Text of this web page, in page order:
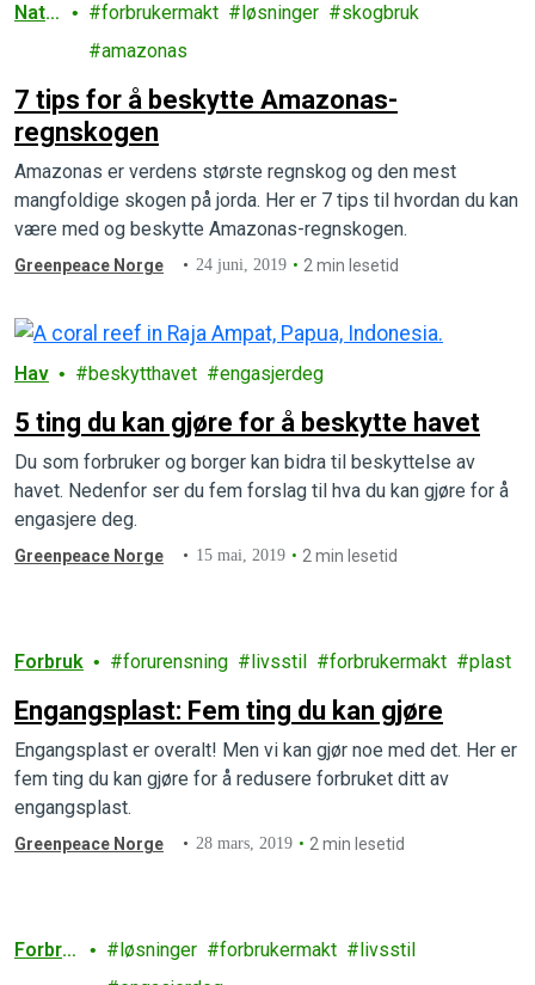
Natu
forbrukermakt løsninger
skogbruk
amazonas
7 tips for å beskytte Amazonas-
regnskogen
Amazonas er verdens største regnskog og den mest
mangfoldige skogen på jorda. Her er 7 tips til hvordan du kan
være med og beskytte Amazonas-regnskogen.
Greenpeace Norge 24 juni, 2019 2 min lesetid
Hav beskytthavet engasjerdeg
5 ting du kan gjøre for å beskytte havet
Du som forbruker og borger kan bidra til beskyttelse av
havet. Nedenfor ser du fem forslag til hva du kan gjøre for å
engasjere deg.
Greenpeace Norge 15 mai, 2019 2 min lesetid
Forbruk forurensning livsstil forbrukermakt plast
Engangsplast: Fem ting du kan gjøre
Engangsplast er overalt! Men vi kan gjør noe med det. Her er
fem ting du kan gjøre for å redusere forbruket ditt av
engangsplast.
Greenpeace Norge 28 mars, 2019 2 min lesetid
Forbru
løsninger forbrukermakt
livsstil